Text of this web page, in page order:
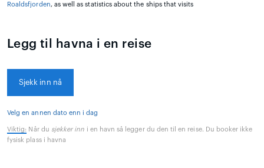
Roaldsfjorden, as well as statistics about the ships that visits
Legg til havna i en reise
Sjekk inn nå
Velg en annen dato enn i dag
Viktig: Når du sjekker inn i en havn så legger du den til en reise. Du booker ikke
fysisk plass i havna